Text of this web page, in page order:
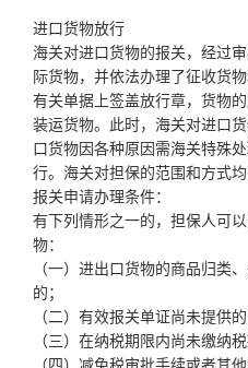
进口货物放行
海关对进口货物的报关，经过
际货物，并依法办理了征收货
有关单据上签盖放行章，货物
装运货物。此时，海关对进口
口货物因各种原因需海关特殊
行。海关对担保的范围和方式均
报关申请办理条件：
有下列情形之一的，担保人可
物：
（一）进出口货物的商品归类
的；
（二）有效报关单证尚未提供的
（三）在纳税期限内尚未缴纳税
（四）减免税审批手续或者其